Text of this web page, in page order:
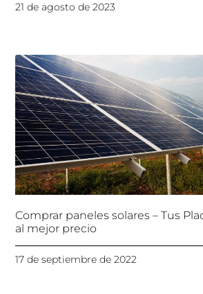
21 de agosto de 2023
Comprar paneles solares – Tus
al mejor precio
17 de septiembre de 2022